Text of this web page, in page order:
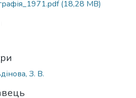
(18,28 MB)
З. В.